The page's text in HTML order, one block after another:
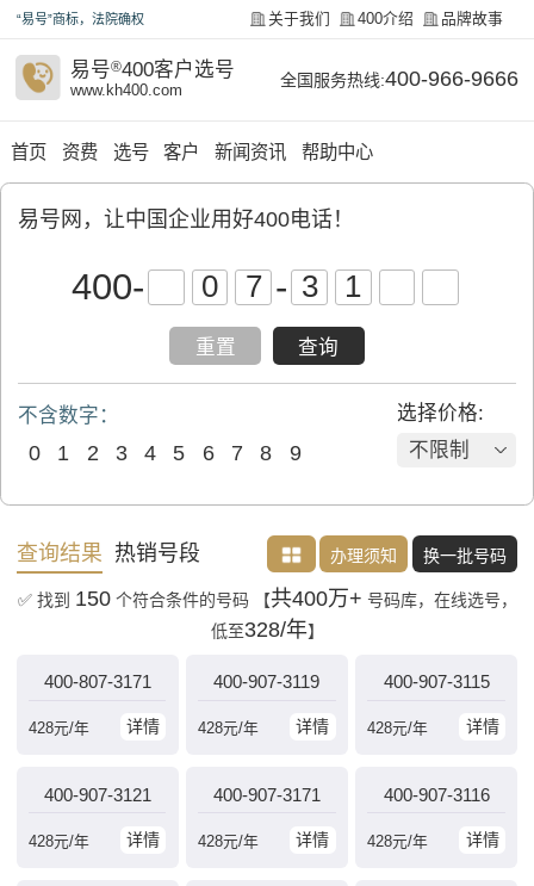
“易号”商标，法院确权 关于我们 400介绍 品牌故事
易号®400客户选号
www.kh400.com
全国服务热线:400-966-9666
首页 资费 选号 客户 新闻资讯 帮助中心
易号网，让中国企业用好400电话！
400- -
重置 查询
不含数字：
0 1 2 3 4 5 6 7 8 9
选择价格:
不限制
查询结果 热销号段 办理须知 换一批号码
✅ 找到 150个符合条件的号码 【共400万+ 号码库，在线选号，
低至328/年】
400-807-3171
详情
428元/年
400-907-3119
详情
428元/年
400-907-3115
详情
428元/年
400-907-3121
详情
428元/年
400-907-3171
详情
428元/年
400-907-3116
详情
428元/年